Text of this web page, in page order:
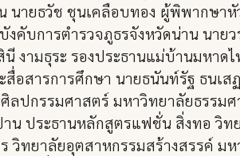
ายธวัช ชุนเคลือบทอง ผู้พิพากษา
การตำรวจภูธรจังหวัดน่าน นายว
ามธุระ รองประธานแม่บ้านมหาด
อสารการศึกษา นายธนันท์รัฐ ธนเ
ปกรรมศาสตร์ มหาวิทยาลัยธรรม
น ประธานหลักสูตรแฟชั่น สิ่งทอ วิ
ทยาลัยอุตสาหกรรมสร้างสรรค์ ม